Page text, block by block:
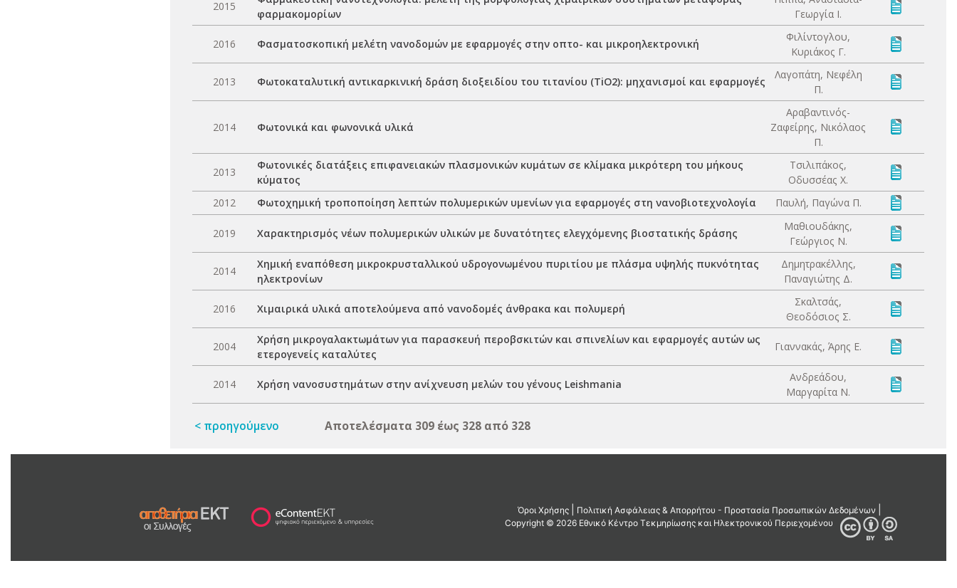
2015
φαρμακομορίων
Γεωργία Ι.
2016 Φασματοσκοπική μελέτη νανοδομών με εφαρμογές στην οπτο- και μικροηλεκτρονική
Φιλίντογλου,
Κυριάκος Γ.
2013 Φωτοκαταλυτική αντικαρκινική δράση διοξειδίου του τιτανίου (TiO2): μηχανισμοί και εφαρμογές
Λαγοπάτη, Νεφέλη
Π.
2014 Φωτονικά και φωνονικά υλικά
Αραβαντινός-
Ζαφείρης, Νικόλαος
Π.
2013
Φωτονικές διατάξεις επιφανειακών πλασμονικών κυμάτων σε κλίμακα μικρότερη του μήκους
κύματος
Τσιλιπάκος,
Οδυσσέας Χ.
2012
Φωτοχημική τροποποίηση λεπτών πολυμερικών υμενίων για εφαρμογές στη νανοβιοτεχνολογία Παυλή, Παγώνα Π.
2019 Χαρακτηρισμός νέων πολυμερικών υλικών με δυνατότητες ελεγχόμενης βιοστατικής δράσης
Μαθιουδάκης,
Γεώργιος Ν.
2014
Χημική εναπόθεση μικροκρυσταλλικού υδρογονωμένου πυριτίου με πλάσμα υψηλής πυκνότητας
ηλεκτρονίων
Δημητρακέλλης,
Παναγιώτης Δ.
2016 Χιμαιρικά υλικά αποτελούμενα από νανοδομές άνθρακα και πολυμερή
Σκαλτσάς,
Θεοδόσιος Σ.
2004
Χρήση μικρογαλακτωμάτων για παρασκευή περοβσκιτών και σπινελίων και εφαρμογές αυτών ως
ετερογενείς καταλύτες
Γιαννακάς, Άρης Ε.
2014 Χρήση νανοσυστημάτων στην ανίχνευση μελών του γένους Leishmania
Ανδρεάδου,
Μαργαρίτα Ν.
< προηγούμενο Αποτελέσματα 309 έως 328 από 328